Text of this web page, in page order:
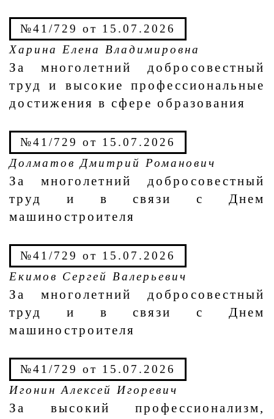
№41/729 от 15.07.2026
Харина Елена Владимировна
За многолетний добросовестный
труд и высокие профессиональные
достижения в сфере образования
№41/729 от 15.07.2026
Долматов Дмитрий Романович
За многолетний добросовестный
труд и в связи с Днем
машиностроителя
№41/729 от 15.07.2026
Екимов Сергей Валерьевич
За многолетний добросовестный
труд и в связи с Днем
машиностроителя
№41/729 от 15.07.2026
Игонин Алексей Игоревич
За высокий профессионализм,